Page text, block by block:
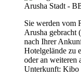
Sie werden vom
Arusha gebracht
nach Ihrer
Hotelgelände zu
oder an weiteren
Unterkunft: Kibo